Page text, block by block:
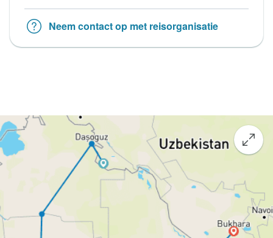
Neem contact op met reisorganisatie